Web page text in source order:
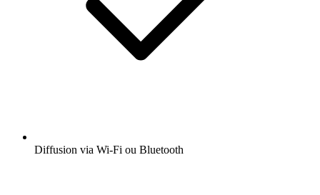
Diffusion via Wi-Fi ou Bluetooth